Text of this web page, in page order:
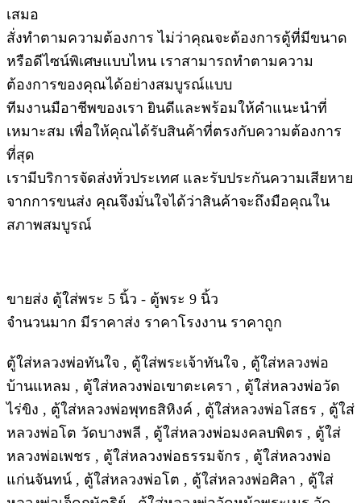
เสมอ
สั่งทำตามความต้องการ ไม่ว่าคุณจะต้องการตู้ที่มีขนาด
หรือดีไซน์พิเศษแบบไหน เราสามารถทำตามความ
ต้องการของคุณได้อย่างสมบูรณ์แบบ
ทีมงานมือาชีพของเรา ยินดีและพร้อมให้คำแนะนำที่
เหมาะสม เพื่อให้คุณได้รับสินค้าที่ตรงกับความต้องการ
ที่สุด
เรามีบริการจัดส่งทั่วประเทศ และรับประกันความเสียหาย
จากการขนส่ง คุณจึงมั่นใจได้ว่าสินค้าจะถึงมือคุณใน
สภาพสมบูรณ์
ขายส่ง ตู้ใส่พระ 5 นิ้ว - ตู้พระ 9 นิ้ว
จำนวนมาก มีราคาส่ง ราคาโรงงาน ราคาถูก
ตู้ใส่หลวงพ่อทันใจ , ตู้ใส่พระเจ้าทันใจ , ตู้ใส่หลวงพ่อ
บ้านแหลม , ตู้ใส่หลวงพ่อเขาตะเครา , ตู้ใส่หลวงพ่อวัด
ไร่ขิง , ตู้ใส่หลวงพ่อพุทธสิหิงค์ , ตู้ใส่หลวงพ่อโสธร , ตู้ใส่
หลวงพ่อโต วัดบางพลี , ตู้ใส่หลวงพ่อมงคลบพิตร , ตู้ใส่
หลวงพ่อเพชร , ตู้ใส่หลวงพ่อธรรมจักร , ตู้ใส่หลวงพ่อ
แก่นจันทน์ , ตู้ใส่หลวงพ่อโต , ตู้ใส่หลวงพ่อศิลา , ตู้ใส่